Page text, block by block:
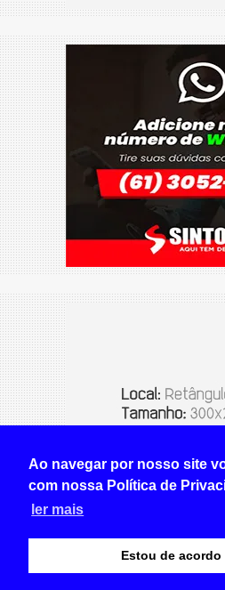
Ao navegar por nosso site
com nossa Política de
ler mais
Estou de acordo
© Copyright 2026 - NOTÍCIA